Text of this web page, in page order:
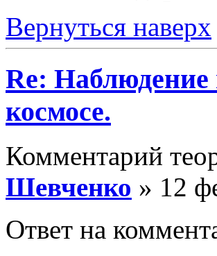
Вернуться наверх
Re:
космосе.
Комментарий
Шевченко » 12
Ответ на